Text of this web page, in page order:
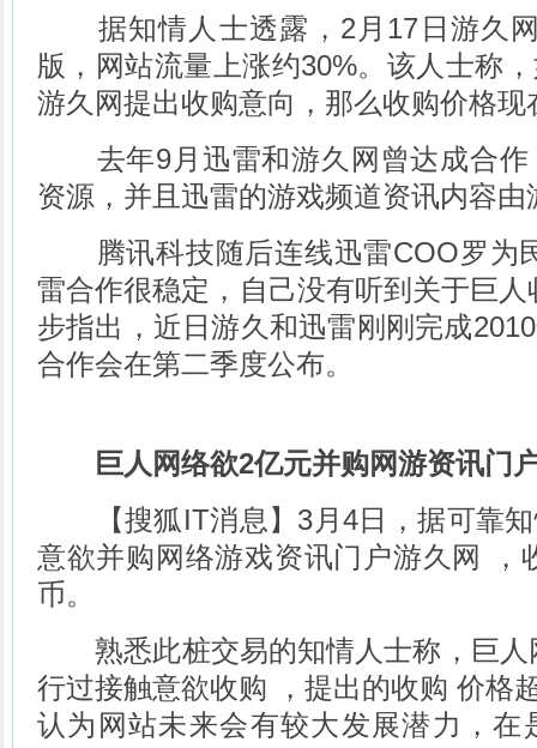
据知情人士透露，2月17日游久网
版，网站流量上涨约30%。该人士称
游久网提出收购意向，那么收购价格
去年9月迅雷和游久网曾达成合作
资源，并且迅雷的游戏频道资讯内容由
腾讯科技随后连线迅雷COO罗为
雷合作很稳定，自己没有听到关于巨人
步指出，近日游久和迅雷刚刚完成
合作会在第二季度公布。
巨人网络欲2亿元并购网游资讯门
【搜狐IT消息】3月4日，据可靠知
意欲并购网络游戏资讯门户游久网 ，
币。
熟悉此桩交易的知情人士称，巨人
行过接触意欲收购 ，提出的收购 价格
认为网站未来会有较大发展潜力，在